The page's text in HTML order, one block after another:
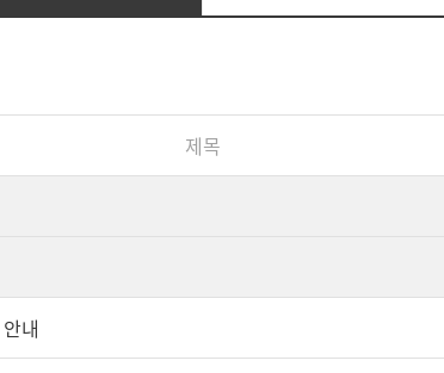
제목
내